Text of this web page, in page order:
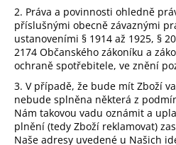
2. Práva a povinnosti ohledně
příslušnými obecně závaznými
ustanoveními § 1914 až 1925, §
2174 Občanského zákoníku a
ochraně spotřebitele, ve znění
3. V případě, že bude mít Zboží
nebude splněna některá z
Nám takovou vadu oznámit a
plnění (tedy Zboží reklamovat)
Naše adresy uvedené u Našich